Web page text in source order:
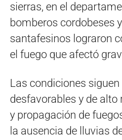
sierras, en el
bomberos cordobeses
santafesinos lograron
el fuego que afectó
Las condiciones
desfavorables y de alto
y propagación de
la ausencia de lluvias